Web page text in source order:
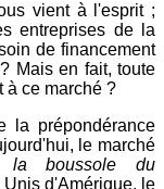
vient à l'esprit ;
entreprises de la
de financement
Mais en fait, toute
à ce marché ?
la prépondérance
le marché
la boussole du
d'Amérique, le